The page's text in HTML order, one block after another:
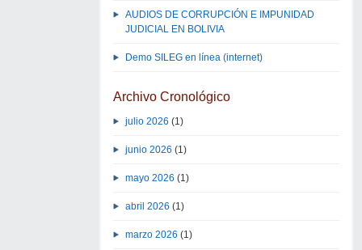
AUDIOS DE CORRUPCIÓN E IMPUNIDAD
JUDICIAL EN BOLIVIA
Demo SILEG en línea (internet)
Archivo Cronológico
julio 2026 (1)
junio 2026 (1)
mayo 2026 (1)
abril 2026 (1)
marzo 2026 (1)